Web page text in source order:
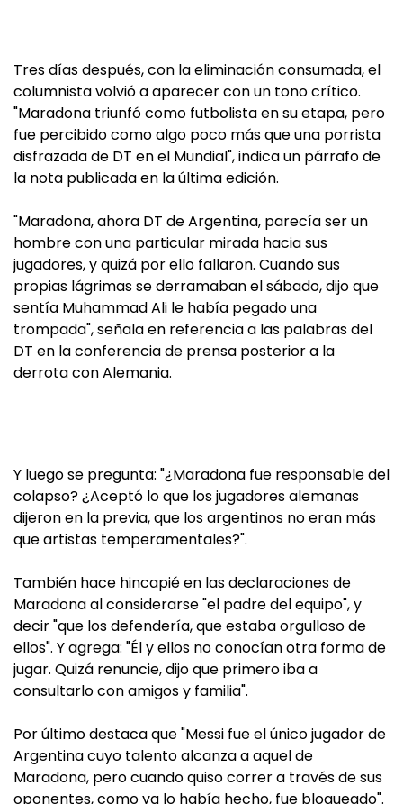
Tres días después, con la eliminación consumada, el
columnista volvió a aparecer con un tono crítico.
"Maradona triunfó como futbolista en su etapa, pero
fue percibido como algo poco más que una porrista
disfrazada de DT en el Mundial", indica un párrafo de
la nota publicada en la última edición.
"Maradona, ahora DT de Argentina, parecía ser un
hombre con una particular mirada hacia sus
jugadores, y quizá por ello fallaron. Cuando sus
propias lágrimas se derramaban el sábado, dijo que
sentía Muhammad Ali le había pegado una
trompada", señala en referencia a las palabras del
DT en la conferencia de prensa posterior a la
derrota con Alemania.
Y luego se pregunta: "¿Maradona fue responsable del
colapso? ¿Aceptó lo que los jugadores alemanas
dijeron en la previa, que los argentinos no eran más
que artistas temperamentales?".
También hace hincapié en las declaraciones de
Maradona al considerarse "el padre del equipo", y
decir "que los defendería, que estaba orgulloso de
ellos". Y agrega: "Él y ellos no conocían otra forma de
jugar. Quizá renuncie, dijo que primero iba a
consultarlo con amigos y familia".
Por último destaca que "Messi fue el único jugador de
Argentina cuyo talento alcanza a aquel de
Maradona, pero cuando quiso correr a través de sus
oponentes, como ya lo había hecho, fue bloqueado".